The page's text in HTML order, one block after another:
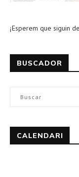
¡Esperem que siguin
BUSCADOR
CALENDARI